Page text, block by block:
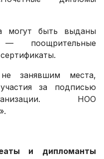
могут быть выданы
поощрительные
занявшим места,
за подписью
НОО
и дипломанты